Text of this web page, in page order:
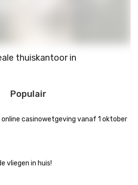
thuiskantoor in
Populair
online casinowetgeving vanaf 1 oktober
vliegen in huis!